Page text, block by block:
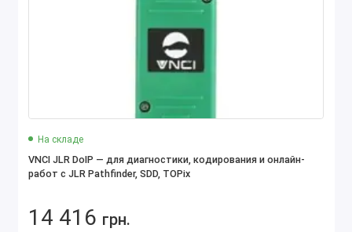
На складе
VNCI JLR DoIP — для диагностики, кодирования и онлайн-
работ с JLR Pathfinder, SDD, TOPix
14 416 грн.